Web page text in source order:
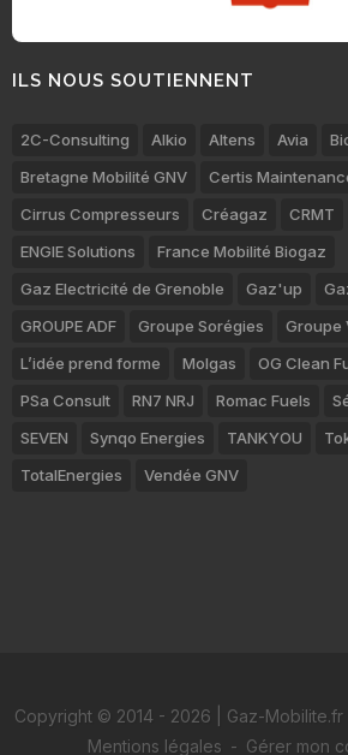
ILS NOUS SOUTIENNENT
2C-Consulting Alkio Altens Avia
Bretagne Mobilité GNV
Certis
Cirrus Compresseurs
Créagaz CRMT
ENGIE Solutions
France Mobilité Biogaz
Gaz Electricité de Grenoble
Gaz'up
GROUPE ADF
Groupe Sorégies Groupe
L’idée prend forme
Molgas OG Clean
PSa Consult
RN7 NRJ Romac Fuels
SEVEN
Synqo Energies TANKYOU
TotalEnergies
Vendée GNV
Copyright © 2014 - 2026 | Gaz-
Mentions légales - Gérer mon